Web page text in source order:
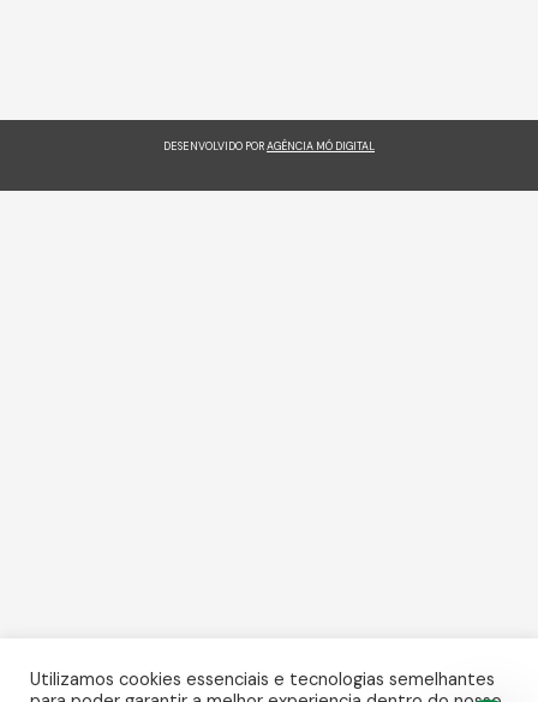
DESENVOLVIDO PORAGÊNCIA MÓ DIGITAL
Utilizamos cookies essenciais e tecnologias semelhantes